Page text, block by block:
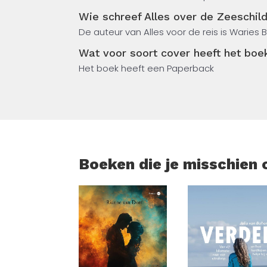
geconfronteerd, van plasticvervuiling tot
inzicht in de internationale
hebben. Dit boek laat je zien hoe kennis
en hoe jij als lezer beter begrijpt wat er
Wie schreef Alles over de
De auteur van Alles voor de reis is Waries
Wat voor soort cover heeft het
Het boek heeft een Paperback
Boeken die je misschien